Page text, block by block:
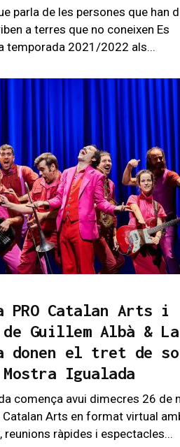
parla de les persones que han
a terres que no coneixen Es
temporada 2021/2022 als...
PRO Catalan Arts i
Guillem Albà & La
donen el tret de
Igualada
comença avui dimecres 26 de
Catalan Arts en format virtual
reunions ràpides i espectacles...